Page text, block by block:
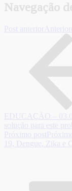
Navegação
Post anterior
EDUCAÇÃO –
solução para este
Próximo post
19, Dengue, Zika e